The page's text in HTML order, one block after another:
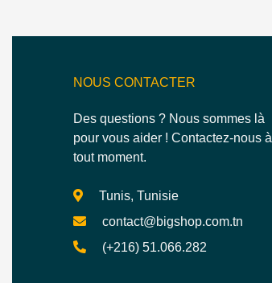
NOUS CONTACTER
Des questions ? Nous sommes là
pour vous aider ! Contactez-nous à
tout moment.
Tunis, Tunisie
contact@bigshop.com.tn
(+216) 51.066.282